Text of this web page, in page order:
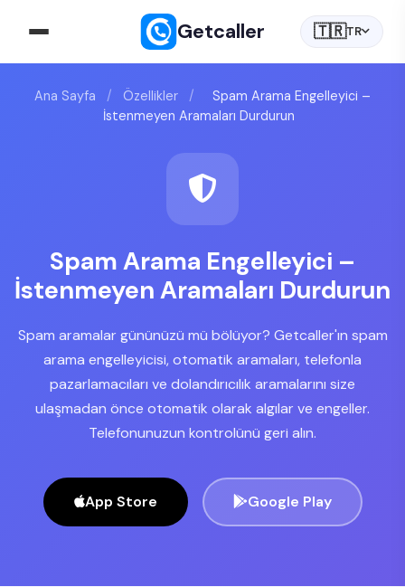
Getcaller 🇹🇷TR
Ana Sayfa / Özellikler /
Spam Arama Engelleyici –
İstenmeyen Aramaları Durdurun
Spam Arama Engelleyici –
İstenmeyen Aramaları Durdurun
Spam aramalar gününüzü mü bölüyor? Getcaller'ın spam
arama engelleyicisi, otomatik aramaları, telefonla
pazarlamacıları ve dolandırıcılık aramalarını size
ulaşmadan önce otomatik olarak algılar ve engeller.
Telefonunuzun kontrolünü geri alın.
App Store Google Play